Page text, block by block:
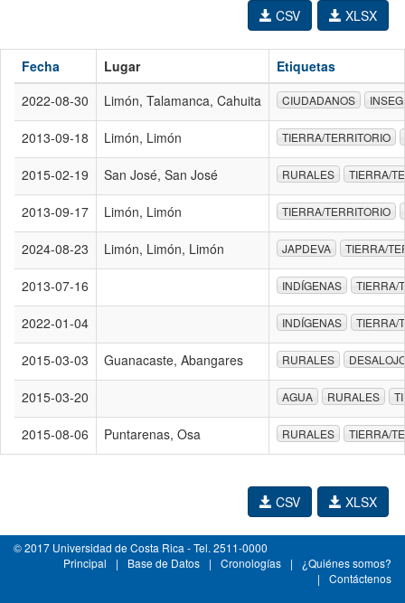
XLSX
CSV
Fecha Lugar
Etiquetas
2022-08-30
Limón, Talamanca, Cahuita CIUDADANOS
2013-09-18 Limón, Limón TIERRA/TERRITORIO
2015-02-19 San José, San José RURALES TIERRA/
2013-09-17 Limón, Limón TIERRA/TERRITORIO
2024-08-23 Limón, Limón, Limón JAPDEVA TIERRA/
2013-07-16 INDÍGENAS TIERRA/
2022-01-04 INDÍGENAS TIERRA/
2015-03-03 Guanacaste, Abangares RURALES
2015-03-20 AGUA RURALES
2015-08-06 Puntarenas, Osa RURALES TIERRA/
XLSX
CSV
© 2017 Universidad de Costa Rica - Tel. 2511-0000
Principal
| Base de Datos | Cronologías |
¿Quiénes somos?
|
Contáctenos